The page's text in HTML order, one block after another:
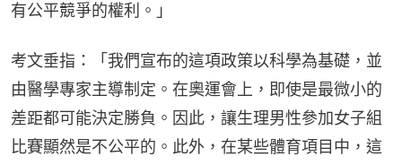
有公平競爭的權利。」
考文垂指：「我們宣布的這項政策以科學為基礎，並
由醫學專家主導制定。在奧運會上，即使是最微小的
差距都可能決定勝負。因此，讓生理男性參加女子組
比賽顯然是不公平的。此外，在某些體育項目中，這